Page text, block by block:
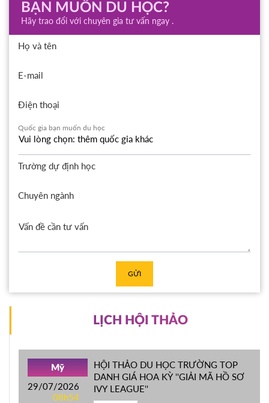
BẠN MUỐN DU HỌC?
Hãy trao đổi với chuyên gia tư vấn ngay .
Họ và tên
E-mail
Điện thoại
Quốc gia bạn muốn du học
Trường dự định học
Chuyên ngành
GỬI
LỊCH HỘI THẢO
Mỹ
29/07/2026
08h54
HỘI THẢO DU HỌC TRƯỜNG TOP
DANH GIÁ HOA KỲ ''GIẢI MÃ HỒ SƠ
IVY LEAGUE''